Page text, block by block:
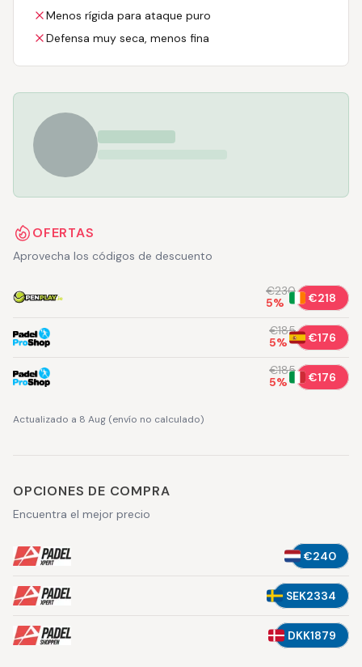
Menos rígida para ataque puro
Defensa muy seca, menos fina
OFERTAS
Aprovecha los códigos de descuento
€230
5% €218
€185
5% €176
€185
5% €176
Actualizado a 8 Aug (envío no calculado)
OPCIONES DE COMPRA
Encuentra el mejor precio
€240
SEK2334
DKK1879